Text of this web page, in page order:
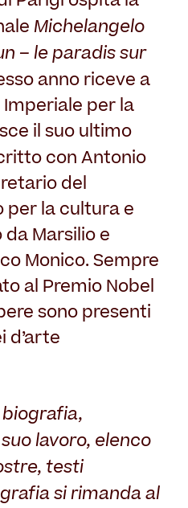
Michelangelo
– le paradis sur
anno riceve a
Imperiale per la
il suo ultimo
con Antonio
del
per la cultura e
da Marsilio e
Monico. Sempre
al Premio Nobel
sono presenti
d’arte
lavoro, elenco
testi
si rimanda al